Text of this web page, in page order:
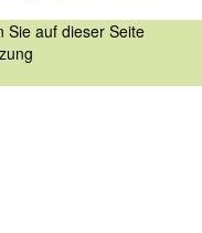
Sie auf dieser Seite